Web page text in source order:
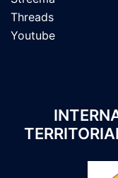
Threads
Youtube